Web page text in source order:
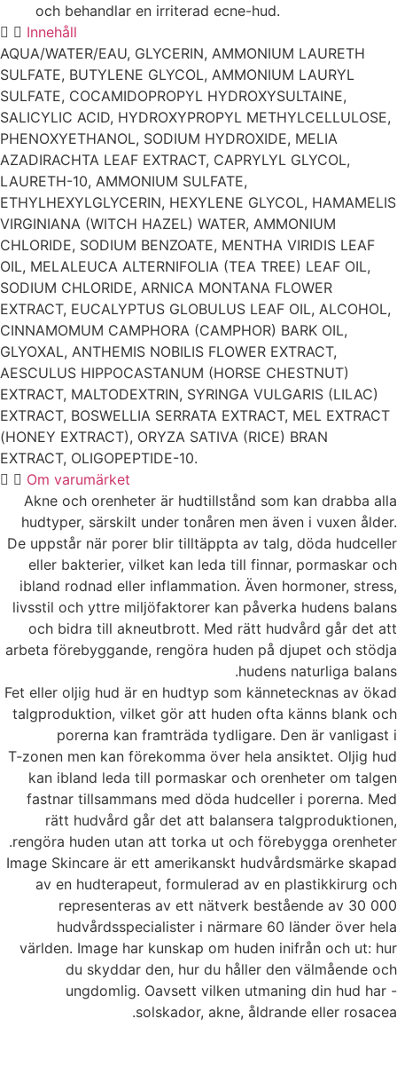
och behandlar en irriterad ecne-hud.
Innehåll
AQUA/WATER/EAU, GLYCERIN, AMMONIUM LAURETH
SULFATE, BUTYLENE GLYCOL, AMMONIUM LAURYL
SULFATE, COCAMIDOPROPYL HYDROXYSULTAINE,
SALICYLIC ACID, HYDROXYPROPYL METHYLCELLULOSE,
PHENOXYETHANOL, SODIUM HYDROXIDE, MELIA
AZADIRACHTA LEAF EXTRACT, CAPRYLYL GLYCOL,
LAURETH-10, AMMONIUM SULFATE,
ETHYLHEXYLGLYCERIN, HEXYLENE GLYCOL, HAMAMELIS
VIRGINIANA (WITCH HAZEL) WATER, AMMONIUM
CHLORIDE, SODIUM BENZOATE, MENTHA VIRIDIS LEAF
OIL, MELALEUCA ALTERNIFOLIA (TEA TREE) LEAF OIL,
SODIUM CHLORIDE, ARNICA MONTANA FLOWER
EXTRACT, EUCALYPTUS GLOBULUS LEAF OIL, ALCOHOL,
CINNAMOMUM CAMPHORA (CAMPHOR) BARK OIL,
GLYOXAL, ANTHEMIS NOBILIS FLOWER EXTRACT,
AESCULUS HIPPOCASTANUM (HORSE CHESTNUT)
EXTRACT, MALTODEXTRIN, SYRINGA VULGARIS (LILAC)
EXTRACT, BOSWELLIA SERRATA EXTRACT, MEL EXTRACT
(HONEY EXTRACT), ORYZA SATIVA (RICE) BRAN
EXTRACT, OLIGOPEPTIDE-10.
Om varumärket
Akne och orenheter är hudtillstånd som kan drabba alla
hudtyper, särskilt under tonåren men även i vuxen ålder.
De uppstår när porer blir tilltäppta av talg, döda hudceller
eller bakterier, vilket kan leda till finnar, pormaskar och
ibland rodnad eller inflammation. Även hormoner, stress,
livsstil och yttre miljöfaktorer kan påverka hudens balans
och bidra till akneutbrott. Med rätt hudvård går det att
arbeta förebyggande, rengöra huden på djupet och stödja
hudens naturliga balans.
Fet eller oljig hud är en hudtyp som kännetecknas av ökad
talgproduktion, vilket gör att huden ofta känns blank och
porerna kan framträda tydligare. Den är vanligast i
T‑zonen men kan förekomma över hela ansiktet. Oljig hud
kan ibland leda till pormaskar och orenheter om talgen
fastnar tillsammans med döda hudceller i porerna. Med
rätt hudvård går det att balansera talgproduktionen,
rengöra huden utan att torka ut och förebygga orenheter.
Image Skincare är ett amerikanskt hudvårdsmärke skapad
av en hudterapeut, formulerad av en plastikkirurg och
representeras av ett nätverk bestående av 30 000
hudvårdsspecialister i närmare 60 länder över hela
världen. Image har kunskap om huden inifrån och ut: hur
du skyddar den, hur du håller den välmående och
ungdomlig. Oavsett vilken utmaning din hud har -
solskador, akne, åldrande eller rosacea.